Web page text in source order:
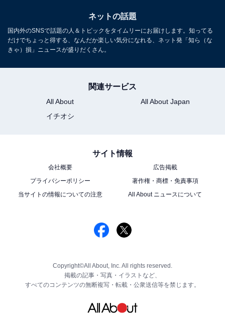
ネットの話題
国内外のSNSで話題の人＆トピックをタイムリーにお届けします。知ってる
だけでちょっと得する、なんだか楽しい気分になれる、ネット発「知ら（な
きゃ）損」ニュースが盛りだくさん。
関連サービス
All About
All About Japan
イチオシ
サイト情報
会社概要
広告掲載
プライバシーポリシー
著作権・商標・免責事項
当サイトの情報についての注意
All About ニュースについて
Copyright©All About, Inc. All rights reserved.
掲載の記事・写真・イラストなど、
すべてのコンテンツの無断複写・転載・公衆送信等を禁じます。